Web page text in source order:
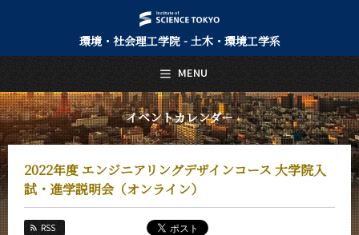
環境・社会理工学院 - 土木・環境工学系
イベントカレンダー
2022年度 エンジニアリングデザインコース 大学院入
試・進学説明会（オンライン）
RSS
MENU
日本語 English
トップページ
Top Page
土木・環境工学系について
About Us
教育
Education
教員・研究室